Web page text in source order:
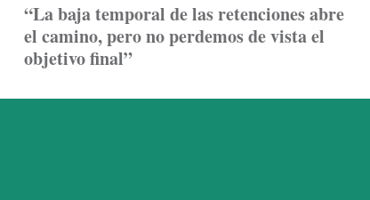
“La baja temporal de las retenciones abre
el camino, pero no perdemos de vista el
objetivo final”